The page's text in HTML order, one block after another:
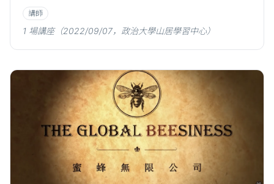
講師
1 場講座（2022/09/07，政治大學山居學習中心）